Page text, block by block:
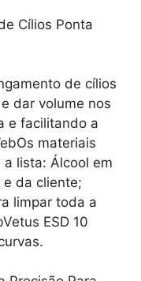
de cílios
dar volume nos
e facilitando a
materiais
lista: Álcool em
e da cliente;
limpar toda a
ESD 10